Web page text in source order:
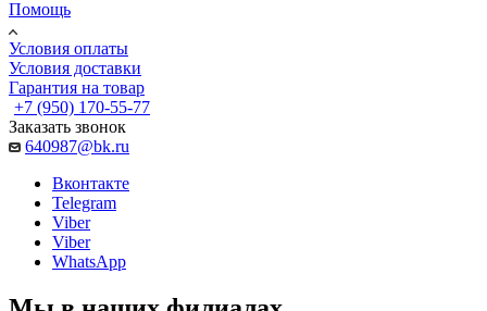
Помощь
Условия оплаты
Условия доставки
Гарантия на товар
+7 (950) 170-55-77
Заказать звонок
640987@bk.ru
Вконтакте
Telegram
Viber
Viber
WhatsApp